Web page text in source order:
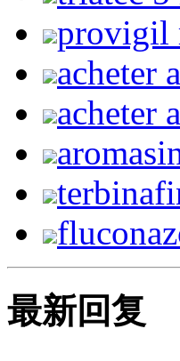
provigil
acheter
acheter
最新回复